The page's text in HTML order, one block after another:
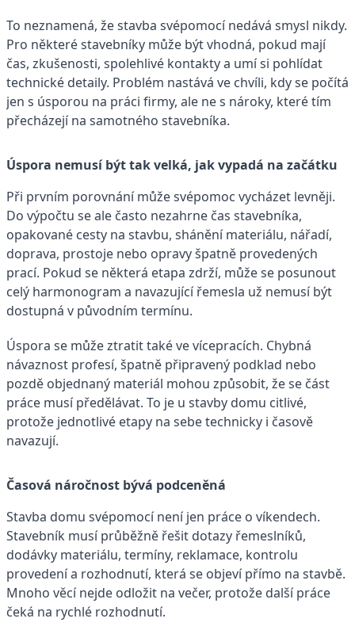
To neznamená, že stavba svépomocí nedává smysl nikdy.
Pro některé stavebníky může být vhodná, pokud mají
čas, zkušenosti, spolehlivé kontakty a umí si pohlídat
technické detaily. Problém nastává ve chvíli, kdy se počítá
jen s úsporou na práci firmy, ale ne s nároky, které tím
přecházejí na samotného stavebníka.
Úspora nemusí být tak velká, jak vypadá na začátku
Při prvním porovnání může svépomoc vycházet levněji.
Do výpočtu se ale často nezahrne čas stavebníka,
opakované cesty na stavbu, shánění materiálu, nářadí,
doprava, prostoje nebo opravy špatně provedených
prací. Pokud se některá etapa zdrží, může se posunout
celý harmonogram a navazující řemesla už nemusí být
dostupná v původním termínu.
Úspora se může ztratit také ve vícepracích. Chybná
návaznost profesí, špatně připravený podklad nebo
pozdě objednaný materiál mohou způsobit, že se část
práce musí předělávat. To je u stavby domu citlivé,
protože jednotlivé etapy na sebe technicky i časově
navazují.
Časová náročnost bývá podceněná
Stavba domu svépomocí není jen práce o víkendech.
Stavebník musí průběžně řešit dotazy řemeslníků,
dodávky materiálu, termíny, reklamace, kontrolu
provedení a rozhodnutí, která se objeví přímo na stavbě.
Mnoho věcí nejde odložit na večer, protože další práce
čeká na rychlé rozhodnutí.